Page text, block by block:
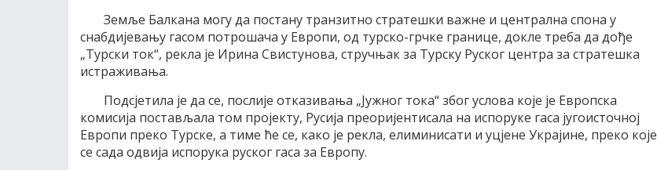
Земље Балкана могу да постану транзитно стратешки важне и централна спона у
снабдијевању гасом потрошача у Европи, од турско-грчке границе, докле треба да дође
„Турски ток“, рекла је Ирина Свистунова, стручњак за Турску Руског центра за стратешка
истраживања.
Подсјетила је да се, послије отказивања „Јужног тока“ због услова које је Европска
комисија постављала том пројекту, Русија преоријентисала на испоруке гаса југоисточној
Европи преко Турске, а тиме ће се, како је рекла, елиминисати и уцјене Украјине, преко које
се сада одвија испорука руског гаса за Европу.